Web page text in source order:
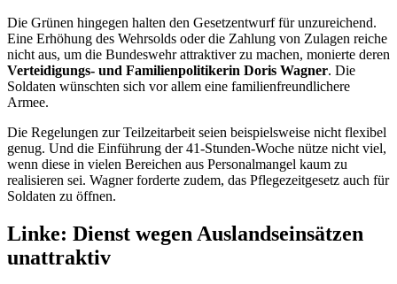
Die Grünen hingegen halten den Gesetzentwurf für unzureichend.
Eine Erhöhung des Wehrsolds oder die Zahlung von Zulagen reiche
nicht aus, um die Bundeswehr attraktiver zu machen, monierte deren
Verteidigungs- und Familienpolitikerin Doris Wagner. Die
Soldaten wünschten sich vor allem eine familienfreundlichere
Armee.
Die Regelungen zur Teilzeitarbeit seien beispielsweise nicht flexibel
genug. Und die Einführung der 41-Stunden-Woche nütze nicht viel,
wenn diese in vielen Bereichen aus Personalmangel kaum zu
realisieren sei. Wagner forderte zudem, das Pflegezeitgesetz auch für
Soldaten zu öffnen.
Linke: Dienst wegen Auslandseinsätzen
unattraktiv